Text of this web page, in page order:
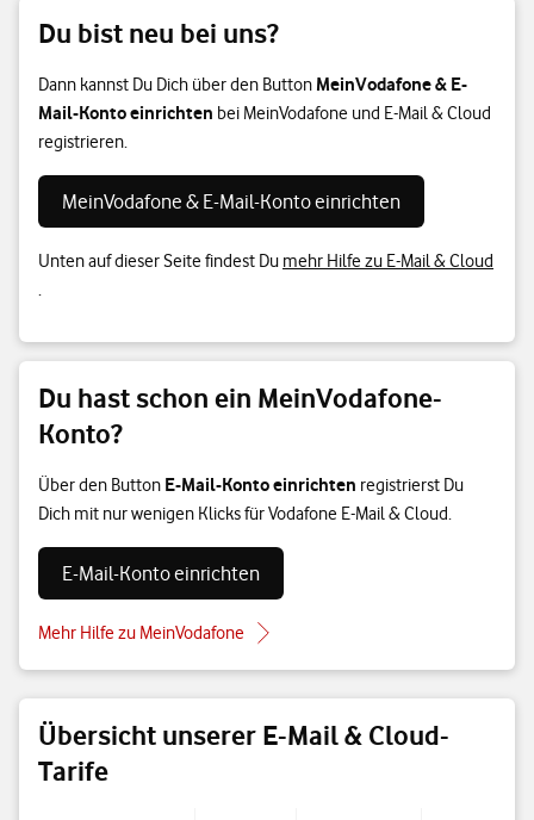
Du bist neu bei uns?
Dann kannst Du Dich über den Button MeinVodafone & E-
Mail-Konto einrichten bei MeinVodafone und E-Mail & Cloud
registrieren.
MeinVodafone & E-Mail-Konto einrichten
Unten auf dieser Seite findest Du mehr Hilfe zu E-Mail & Cloud
.
Du hast schon ein MeinVodafone-
Konto?
Über den Button E-Mail-Konto einrichten registrierst Du
Dich mit nur wenigen Klicks für Vodafone E-Mail & Cloud.
E-Mail-Konto einrichten
Mehr Hilfe zu MeinVodafone
Übersicht unserer E-Mail & Cloud-
Tarife